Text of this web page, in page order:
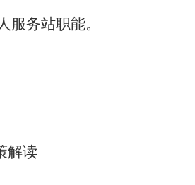
服务站职能。
解读